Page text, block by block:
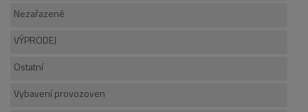
Nezařazené
VÝPRODEJ
Ostatní
Vybavení provozoven